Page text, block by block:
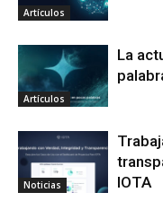
Artículos
Artículos
La
Noticias
IOTA